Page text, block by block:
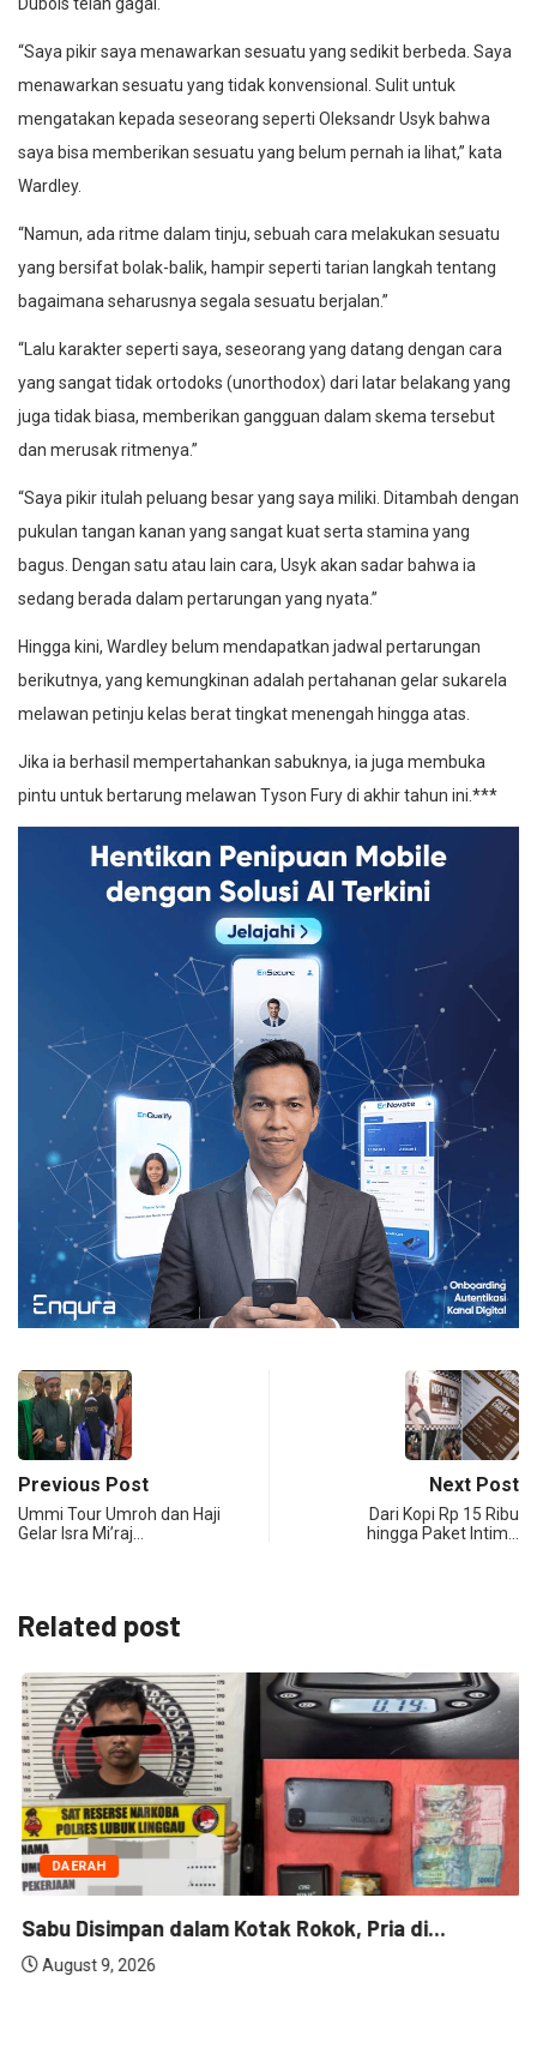
“Saya pikir saya menawarkan sesuatu yang sedikit berbeda. Saya
menawarkan sesuatu yang tidak konvensional. Sulit untuk
mengatakan kepada seseorang seperti Oleksandr Usyk bahwa
saya bisa memberikan sesuatu yang belum pernah ia lihat,” kata
Wardley.
“Namun, ada ritme dalam tinju, sebuah cara melakukan sesuatu
yang bersifat bolak-balik, hampir seperti tarian langkah tentang
bagaimana seharusnya segala sesuatu berjalan.”
“Lalu karakter seperti saya, seseorang yang datang dengan cara
yang sangat tidak ortodoks (unorthodox) dari latar belakang yang
juga tidak biasa, memberikan gangguan dalam skema tersebut
dan merusak ritmenya.”
“Saya pikir itulah peluang besar yang saya miliki. Ditambah dengan
pukulan tangan kanan yang sangat kuat serta stamina yang
bagus. Dengan satu atau lain cara, Usyk akan sadar bahwa ia
sedang berada dalam pertarungan yang nyata.”
Hingga kini, Wardley belum mendapatkan jadwal pertarungan
berikutnya, yang kemungkinan adalah pertahanan gelar sukarela
melawan petinju kelas berat tingkat menengah hingga atas.
Jika ia berhasil mempertahankan sabuknya, ia juga membuka
pintu untuk bertarung melawan Tyson Fury di akhir tahun ini.***
Previous Post
Ummi Tour Umroh dan Haji
Gelar Isra Mi’raj…
Next Post
Dari Kopi Rp 15 Ribu
hingga Paket Intim…
Related post
DAERAH
Sabu Disimpan dalam Kotak Rokok, Pria di...
August 9, 2026